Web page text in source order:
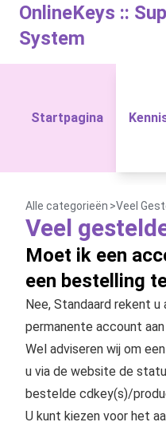
OnlineKeys ::
System
Startpagina
Alle categorieën Veel
Veel
Moet ik een
een bestelling
Nee, Standaard rekent
permanente account
Wel adviseren wij om
u via de website de
bestelde cdkey(s)/
U kunt kiezen voor het